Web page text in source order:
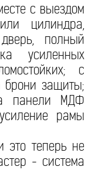
с выездом
цилиндра,
полный
усиленных
с
брони защиты;
панели МДФ
рамы
это теперь не
- система